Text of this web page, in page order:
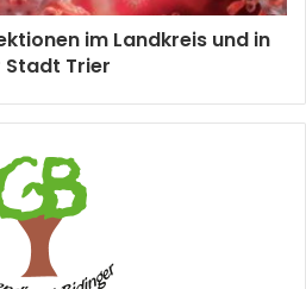
im Landkreis und in
Stadt Trier